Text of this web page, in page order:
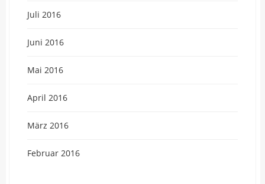
Juli 2016
Juni 2016
Mai 2016
April 2016
März 2016
Februar 2016